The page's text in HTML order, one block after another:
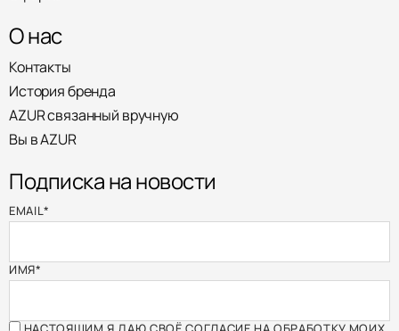
О нас
Контакты
История бренда
AZUR связанный вручную
Вы в AZUR
Подписка на новости
EMAIL*
ИМЯ*